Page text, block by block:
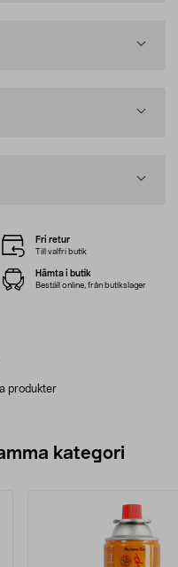
produkter
Fri retur
Till valfri butik
Hämta i butik
Beställ online, från butikslager
kategori